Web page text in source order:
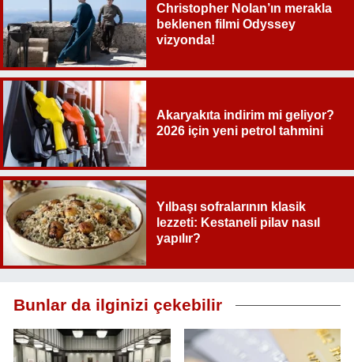
Christopher Nolan’ın merakla
beklenen filmi Odyssey
vizyonda!
Akaryakıta indirim mi geliyor?
2026 için yeni petrol tahmini
Yılbaşı sofralarının klasik
lezzeti: Kestaneli pilav nasıl
yapılır?
Bunlar da ilginizi çekebilir